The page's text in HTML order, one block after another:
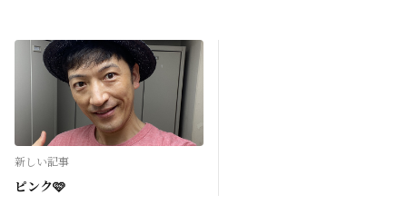
新しい記事
ピンク🩷